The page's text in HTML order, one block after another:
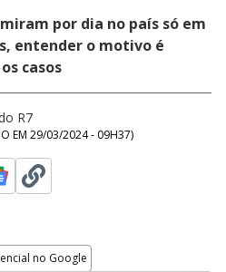
por dia no país só em
entender o motivo é
casos
R7
EM 29/03/2024 - 09H37)
no Google